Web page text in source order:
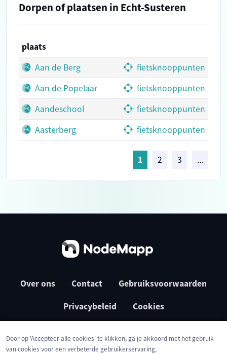
Dorpen of plaatsen in Echt-Susteren
plaats
Aan de Berg
fietsknooppunten
Aan de Popelaar
fietsknooppunten
Aandeschool
fietsknooppunten
Aasterberg
fietsknooppunten
1 2 3 ...
Over ons Contact Gebruiksvoorwaarden
Privacybeleid Cookies
Door op 'Accepteer alle cookies' te klikken, ga je akkoord met het gebruik
van cookies voor een verbeterde gebruikerservaring,